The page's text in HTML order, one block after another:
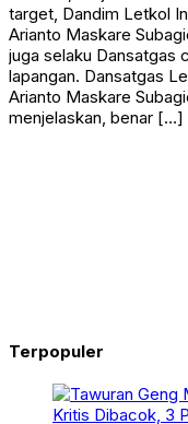
target, Dandim Letkol
Arianto Maskare
juga selaku Dansatgas
lapangan. Dansatgas
Arianto Maskare
menjelaskan, benar […]
Terpopuler